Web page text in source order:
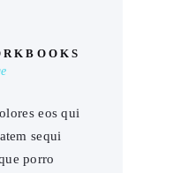
eos qui
sequi
porro